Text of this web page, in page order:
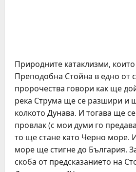
Природните катаклизми, които
Преподобна Стойна в едно от
пророчества говори как ще
река Струма ще се разшири и
колкото Дунава. И тогава ще
провлак (с мои думи го
то ще стане като Черно море.
море ще стигне до България.
скоба от предсказанието на